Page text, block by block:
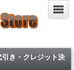
き・クレジット決